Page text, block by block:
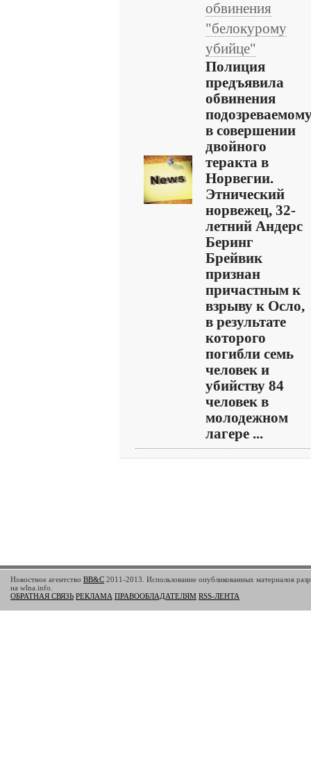
обвинения
"белокурому
убийце"
Полиция
предъявила
обвинения
в совершении
двойного
теракта в
Норвегии.
Этнический
норвежец, 32-
летний Андерс
Беринг
Брейвик
признан
причастным к
взрыву к Осло,
в результате
которого
погибли семь
человек и
убийству 84
человек в
молодежном
лагере ...
Новостное агентство BB&C 2011-2013. Использование опубликованных материалов
на wlna.info.
ОБРАТНАЯ СВЯЗЬ РЕКЛАМА ПРАВООБЛАДАТЕЛЯМ RSS-ЛЕНТА